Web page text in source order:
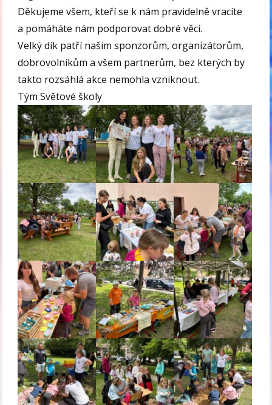
Děkujeme všem, kteří se k nám pravidelně vracíte
a pomáháte nám podporovat dobré věci.
Velký dík patří našim sponzorům, organizátorům,
dobrovolníkům a všem partnerům, bez kterých by
takto rozsáhlá akce nemohla vzniknout.
Tým Světové školy